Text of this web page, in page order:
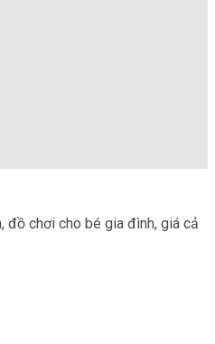
đồ chơi cho bé gia đình, giá cả